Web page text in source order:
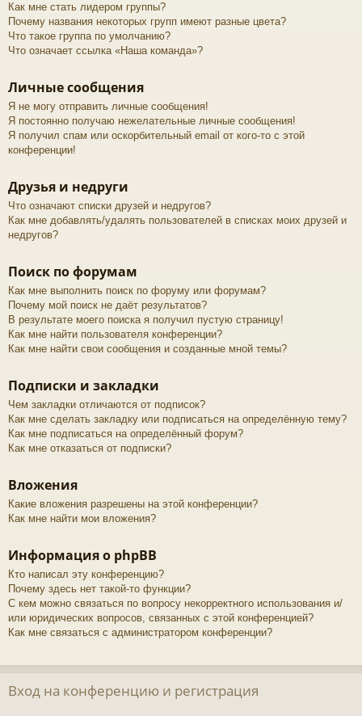
Как мне стать лидером группы?
Почему названия некоторых групп имеют разные цвета?
Что такое группа по умолчанию?
Что означает ссылка «Наша команда»?
Личные сообщения
Я не могу отправить личные сообщения!
Я постоянно получаю нежелательные личные сообщения!
Я получил спам или оскорбительный email от кого-то с этой
конференции!
Друзья и недруги
Что означают списки друзей и недругов?
Как мне добавлять/удалять пользователей в списках моих друзей и
недругов?
Поиск по форумам
Как мне выполнить поиск по форуму или форумам?
Почему мой поиск не даёт результатов?
В результате моего поиска я получил пустую страницу!
Как мне найти пользователя конференции?
Как мне найти свои сообщения и созданные мной темы?
Подписки и закладки
Чем закладки отличаются от подписок?
Как мне сделать закладку или подписаться на определённую тему?
Как мне подписаться на определённый форум?
Как мне отказаться от подписки?
Вложения
Какие вложения разрешены на этой конференции?
Как мне найти мои вложения?
Информация о phpBB
Кто написал эту конференцию?
Почему здесь нет такой-то функции?
С кем можно связаться по вопросу некорректного использования и/
или юридических вопросов, связанных с этой конференцией?
Как мне связаться с администратором конференции?
Вход на конференцию и регистрация